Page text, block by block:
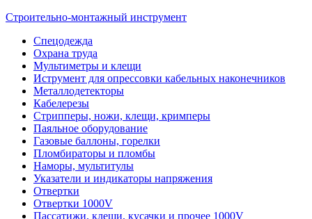
Строительно-монтажный инструмент
Спецодежда
Охрана труда
Мультиметры и клещи
Иструмент для опрессовки кабельных наконечников
Металлодетекторы
Кабелерезы
Стрипперы, ножи, клещи, кримперы
Паяльное оборудование
Газовые баллоны, горелки
Пломбираторы и пломбы
Наморы, мультитулы
Указатели и индикаторы напряжения
Отвертки
Отвертки 1000V
Пассатижи, клещи, кусачки и прочее 1000V